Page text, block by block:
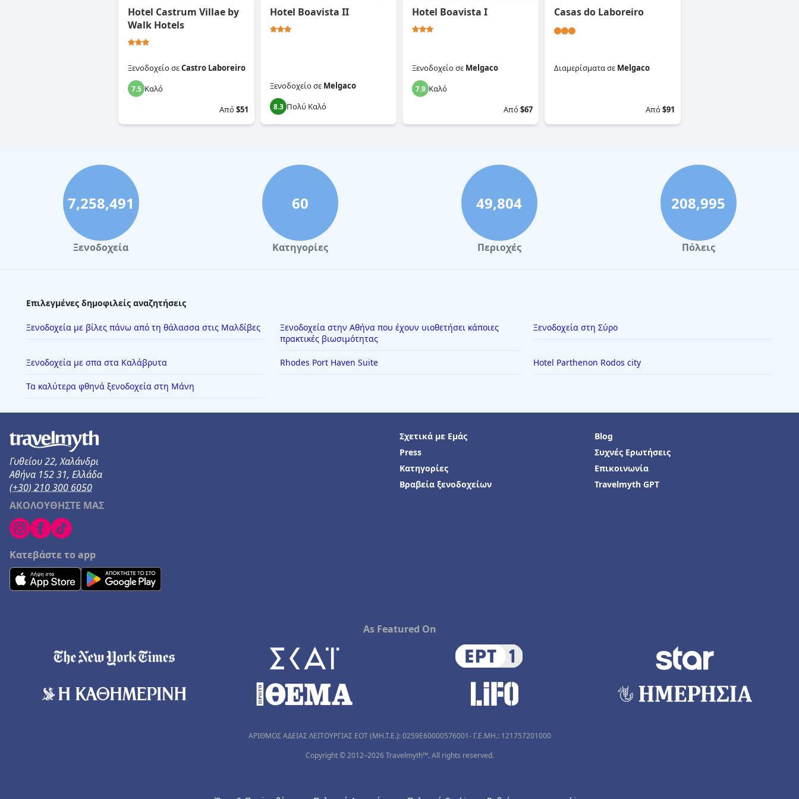
Hotel Castrum Villae by
Walk Hotels
ΞενοδοχείοσεCastro Laboreiro
7.5 Καλό
Από$51
Hotel Boavista II
Ξενοδοχείοσε Melgaco
8.3 Πολύ Καλό
Hotel Boavista I
Ξενοδοχείοσε Melgaco
7.9 Καλό
Από$67
Casas do Laboreiro
Διαμερίσματασε Melgaco
Από$91
7,258,491
Ξενοδοχεία
60
Κατηγορίες
49,804
Περιοχές
208,995
Πόλεις
Επιλεγμένες δημοφιλείς αναζητήσεις
Ξενοδοχεία με βίλες πάνω από τη θάλασσα στις Μαλδίβες
Ξενοδοχεία στην Αθήνα που έχουν υιοθετήσει κάποιες
πρακτικές βιωσιμότητας
Ξενοδοχεία στη Σύρο
Ξενοδοχεία με σπα στα Καλάβρυτα Rhodes Port Haven Suite Hotel Parthenon Rodos city
Τα καλύτερα φθηνά ξενοδοχεία στη Μάνη
Γυθείου 22, Χαλάνδρι
Αθήνα 152 31, Ελλάδα
(+30) 210 300 6050
ΑΚΟΛΟΥΘΗΣΤΕ ΜΑΣ
Κατεβάστε το app
Σχετικά με Εμάς
Press
Κατηγορίες
Βραβεία ξενοδοχείων
Blog
Συχνές Ερωτήσεις
Επικοινωνία
Travelmyth GPT
As Featured On
ΑΡΙΘΜΟΣ ΑΔΕΙΑΣ ΛΕΙΤΟΥΡΓΙΑΣ ΕΟΤ (MH.T.E.): 0259Ε60000576001- Γ.Ε.ΜΗ.: 121757201000
Copyright © 2012–2026 Travelmyth™. All rights reserved.